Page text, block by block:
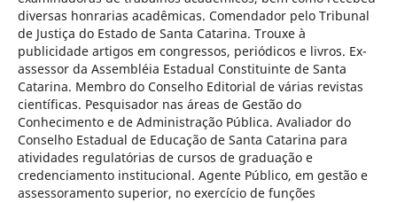
diversas honrarias acadêmicas. Comendador pelo Tribunal
de Justiça do Estado de Santa Catarina. Trouxe à
publicidade artigos em congressos, periódicos e livros. Ex-
assessor da Assembléia Estadual Constituinte de Santa
Catarina. Membro do Conselho Editorial de várias revistas
científicas. Pesquisador nas áreas de Gestão do
Conhecimento e de Administração Pública. Avaliador do
Conselho Estadual de Educação de Santa Catarina para
atividades regulatórias de cursos de graduação e
credenciamento institucional. Agente Público, em gestão e
assessoramento superior, no exercício de funções